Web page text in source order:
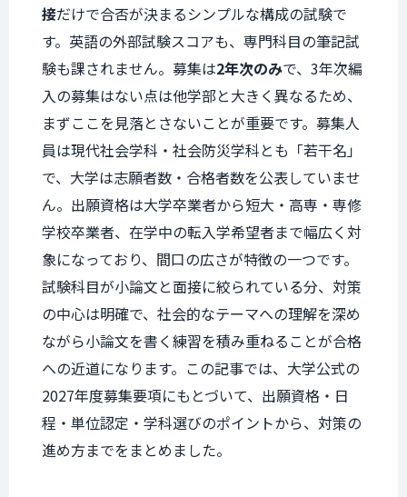
接だけで合否が決まるシンプルな構成の試験で
す。英語の外部試験スコアも、専門科目の筆記試
験も課されません。募集は2年次のみで、3年次編
入の募集はない点は他学部と大きく異なるため、
まずここを見落とさないことが重要です。募集人
員は現代社会学科・社会防災学科とも「若干名」
で、大学は志願者数・合格者数を公表していませ
ん。出願資格は大学卒業者から短大・高専・専修
学校卒業者、在学中の転入学希望者まで幅広く対
象になっており、間口の広さが特徴の一つです。
試験科目が小論文と面接に絞られている分、対策
の中心は明確で、社会的なテーマへの理解を深め
ながら小論文を書く練習を積み重ねることが合格
への近道になります。この記事では、大学公式の
2027年度募集要項にもとづいて、出願資格・日
程・単位認定・学科選びのポイントから、対策の
進め方までをまとめました。